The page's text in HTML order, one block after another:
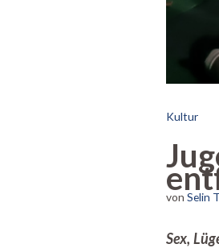
Kultur
von Selin
Sex,